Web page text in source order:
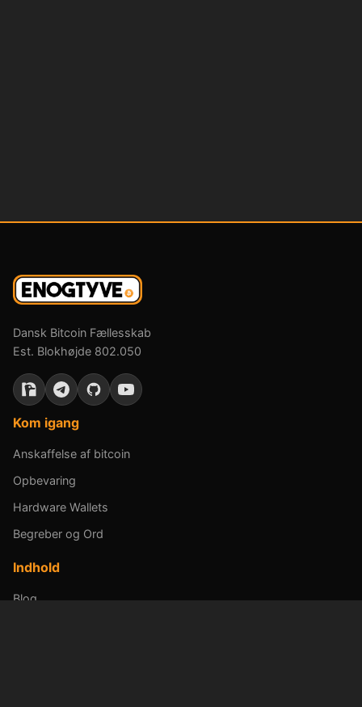
Dansk Bitcoin Fællesskab
Est. Blokhøjde 802.050
Kom igang
Anskaffelse af bitcoin
Opbevaring
Hardware Wallets
Begreber og Ord
Indhold
Blog